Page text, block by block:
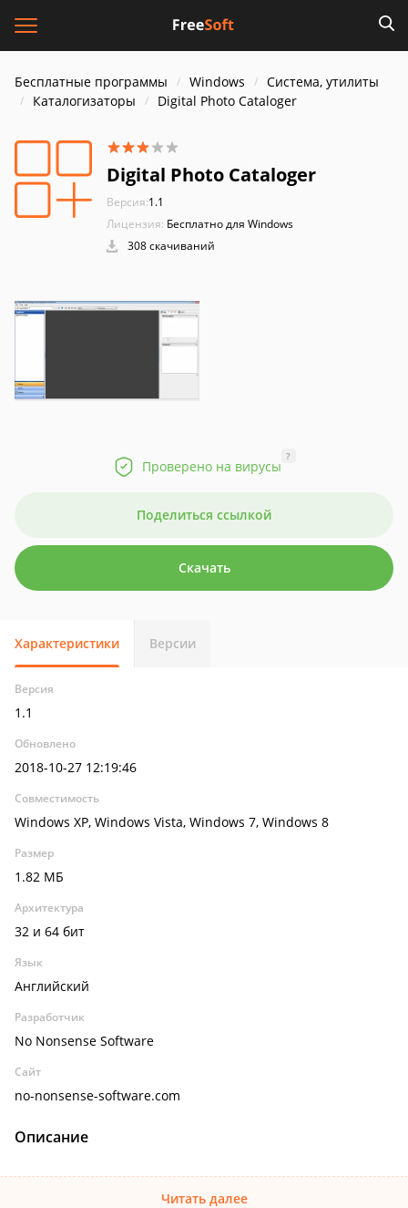
Бесплатные программы Windows
Система, утилиты
Каталогизаторы
Digital Photo Cataloger
Digital Photo Cataloger
Версия:1.1
Лицензия: Бесплатно для Windows
308 скачиваний
Проверено на вирусы
?
Поделиться ссылкой
Скачать
Характеристики Версии
Версия
1.1
Обновлено
2018-10-27 12:19:46
Совместимость
Windows XP, Windows Vista, Windows 7, Windows 8
Размер
1.82 МБ
Архитектура
32 и 64 бит
Язык
Английский
Разработчик
No Nonsense Software
Сайт
no-nonsense-software.com
Описание
Читать далее